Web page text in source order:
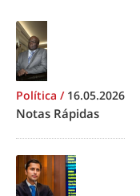
Política / 16.05.2026
Notas Rápidas